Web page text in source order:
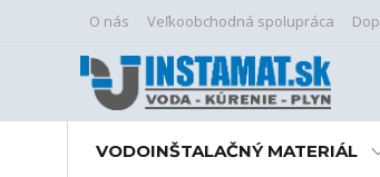
O nás Veľkoobchodná spolupráca
VODOINŠTALAČNÝ MATERIÁL